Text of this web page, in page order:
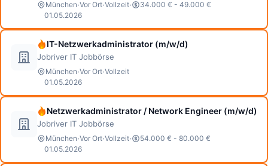
München·Vor Ort·Vollzeit·
34.000 € - 49.000 €
01.05.2026
IT-Netzwerkadministrator (m/w/d)
Jobriver IT Jobbörse
München·Vor Ort·Vollzeit
01.05.2026
Netzwerkadministrator / Network Engineer (m/w/d)
Jobriver IT Jobbörse
München·Vor Ort·Vollzeit·
54.000 € - 80.000 €
01.05.2026